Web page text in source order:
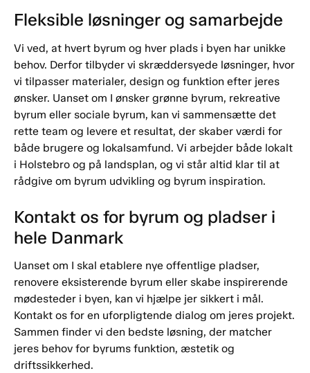
Fleksible løsninger og samarbejde
Vi ved, at hvert byrum og hver plads i byen har unikke
behov. Derfor tilbyder vi skræddersyede løsninger, hvor
vi tilpasser materialer, design og funktion efter jeres
ønsker. Uanset om I ønsker grønne byrum, rekreative
byrum eller sociale byrum, kan vi sammensætte det
rette team og levere et resultat, der skaber værdi for
både brugere og lokalsamfund. Vi arbejder både lokalt
i Holstebro og på landsplan, og vi står altid klar til at
rådgive om byrum udvikling og byrum inspiration.
Kontakt os for byrum og pladser i
hele Danmark
Uanset om I skal etablere nye offentlige pladser,
renovere eksisterende byrum eller skabe inspirerende
mødesteder i byen, kan vi hjælpe jer sikkert i mål.
Kontakt os for en uforpligtende dialog om jeres projekt.
Sammen finder vi den bedste løsning, der matcher
jeres behov for byrums funktion, æstetik og
driftssikkerhed.